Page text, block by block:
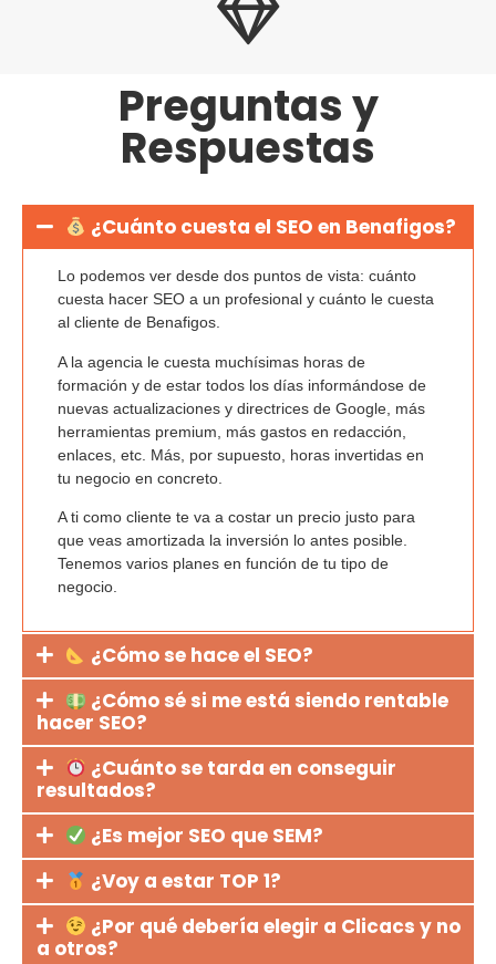
Preguntas y
Respuestas
¿Cuánto cuesta el SEO en Benafigos?
Lo podemos ver desde dos puntos de vista: cuánto
cuesta hacer SEO a un profesionaly cuánto le cuesta
al cliente de Benafigos.
A la agencia le cuesta muchísimas horas de
formación y de estar todos los días informándose de
nuevas actualizaciones y directrices de Google, más
herramientas premium, más gastos en redacción,
enlaces, etc. Más, por supuesto, horas invertidas en
tu negocio en concreto.
A ti como cliente te va a costar un precio justo para
que veas amortizada la inversión lo antes posible.
Tenemos varios planes en función de tu tipo de
negocio.
¿Cómo se hace el SEO?
¿Cómo sé si me está siendo rentable
hacer SEO?
¿Cuánto se tarda en conseguir
resultados?
¿Es mejor SEO que SEM?
¿Voy a estar TOP 1?
¿Por qué debería elegir a Clicacs y no
a otros?